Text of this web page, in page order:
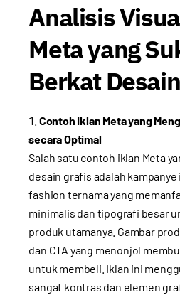
Analisis
Meta yang
Berkat
Contoh Iklan Meta yang
secara Optimal
Salah satu contoh iklan Meta
desain grafis adalah
fashion ternama yang
minimalis dan tipografi besar
produk utamanya. Gambar
dan CTA yang menonjol
untuk membeli. Iklan ini
sangat kontras dan elemen